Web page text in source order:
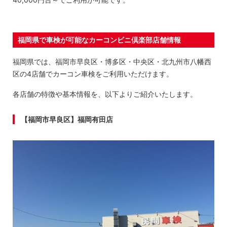
福岡県で車検が可能なカーコンビニ倶楽部店舗情報
福岡県では、福岡市早良区・博多区・中央区・北九州市八幡西
区の4店舗でカーコン車検をご利用いただけます。
各店舗の特徴や基本情報を、以下よりご紹介いたします。
【福岡市早良区】福岡有田店